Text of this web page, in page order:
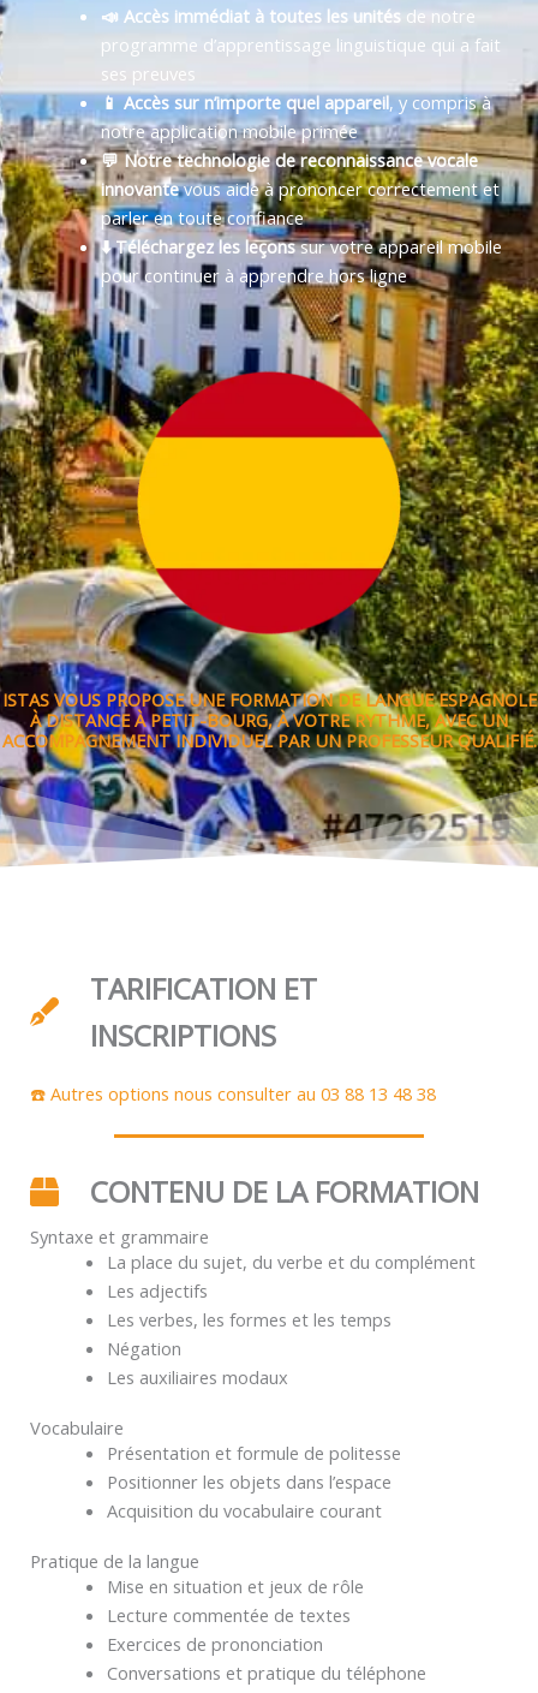
📣 Accès immédiat à toutes les unitésde notre
programme d’apprentissage linguistique qui a fait
ses preuves
📱 Accès sur n’importe quel appareil, y compris à
notre application mobile primée
💬 Notre technologie de reconnaissance vocale
innovantevous aide à prononcer correctement et
parler en toute confiance
⬇️ Téléchargez les leçonssur votre appareil mobile
pour continuer à apprendre hors ligne
ISTAS VOUS PROPOSE UNE FORMATION DE LANGUE ESPAGNOLE
À DISTANCE À PETIT-BOURG, À VOTRE RYTHME, AVEC UN
ACCOMPAGNEMENT INDIVIDUEL PAR UN PROFESSEUR QUALIFIÉ.
TARIFICATION ET
INSCRIPTIONS
☎️ Autres options nous consulter au 03 88 13 48 38
CONTENU DE LA FORMATION
Syntaxe et grammaire
La place du sujet, du verbe et du complément
Les adjectifs
Les verbes, les formes et les temps
Négation
Les auxiliaires modaux
Vocabulaire
Présentation et formule de politesse
Positionner les objets dans l’espace
Acquisition du vocabulaire courant
Pratique de la langue
Mise en situation et jeux de rôle
Lecture commentée de textes
Exercices de prononciation
Conversations et pratique du téléphone